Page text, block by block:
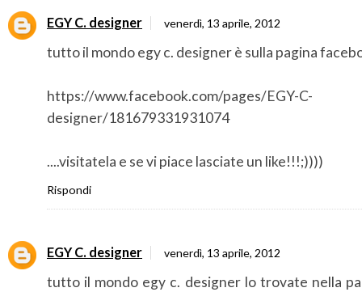
EGY C. designer venerdì, 13 aprile, 2012
tutto il mondo egy c. designer è sulla pagina
https://www.facebook.com/pages/EGY-C-
designer/181679331931074
....visitatela e se vi piace lasciate un like!!!;))))
Rispondi
EGY C. designer venerdì, 13 aprile, 2012
tutto il mondo egy c. designer lo trovate nella